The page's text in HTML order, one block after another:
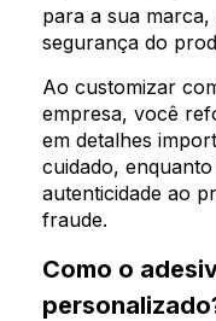
para a sua
segurança do
Ao customizar
empresa, você
em detalhes
cuidado,
autenticidade ao
fraude.
Como o